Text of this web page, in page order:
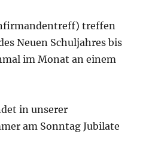
treffen
Neuen Schuljahres bis
im Monat an einem
in unserer
am Sonntag Jubilate